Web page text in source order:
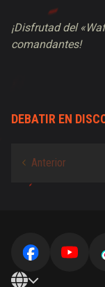
¡Disfrutad del
comandantes!
DEBATIR EN